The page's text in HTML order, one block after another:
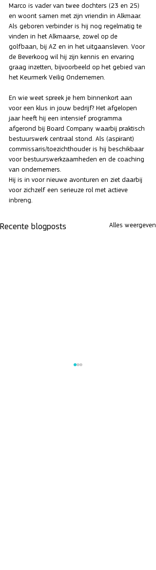
Marco is vader van twee dochters (23 en 25)
en woont samen met zijn vriendin in Alkmaar.
Als geboren verbinder is hij nog regelmatig te
vinden in het Alkmaarse, zowel op de
golfbaan, bij AZ en in het uitgaansleven. Voor
de Beverkoog wil hij zijn kennis en ervaring
graag inzetten, bijvoorbeeld op het gebied van
het Keurmerk Veilig Ondernemen.
En wie weet spreek je hem binnenkort aan
voor een klus in jouw bedrijf? Het afgelopen
jaar heeft hij een intensief programma
afgerond bij Board Company waarbij praktisch
bestuurswerk centraal stond. Als (aspirant)
commissaris/toezichthouder is hij beschikbaar
voor bestuurswerkzaamheden en de coaching
van ondernemers.
Hij is in voor nieuwe avonturen en ziet daarbij
voor zichzelf een serieuze rol met actieve
inbreng.
Recente blogposts Alles weergeven